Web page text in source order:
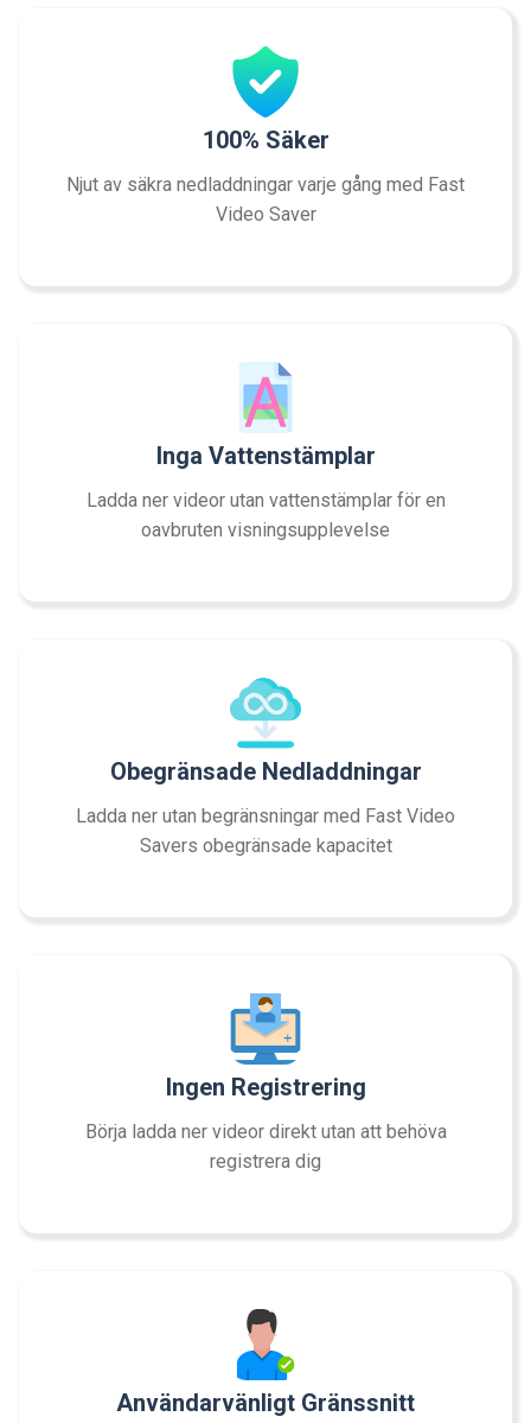
100% Säker
Njut av säkra nedladdningar varje gång med Fast
Video Saver
Inga Vattenstämplar
Ladda ner videor utan vattenstämplar för en
oavbruten visningsupplevelse
Obegränsade Nedladdningar
Ladda ner utan begränsningar med Fast Video
Savers obegränsade kapacitet
Ingen Registrering
Börja ladda ner videor direkt utan att behöva
registrera dig
Användarvänligt Gränssnitt